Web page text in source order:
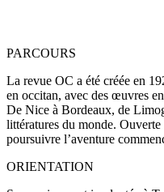
PARCOURS
La revue OC a été créée en
en occitan, avec des œuvres
De Nice à Bordeaux, de
littératures du monde.
poursuivre l’aventure
ORIENTATION